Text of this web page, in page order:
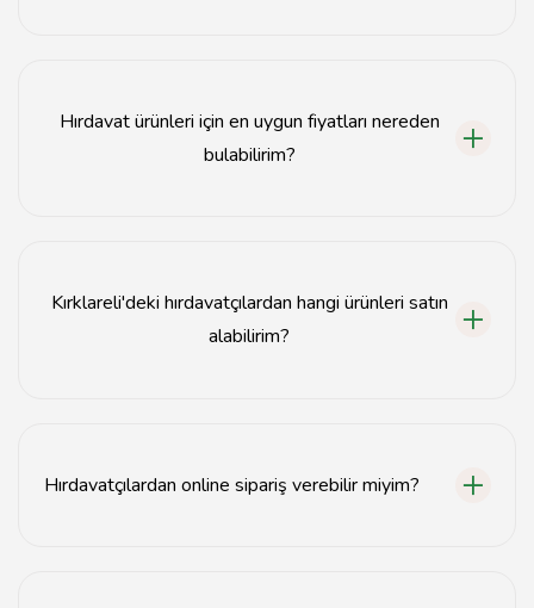
Hırdavat ürünleri için en uygun fiyatları nereden
bulabilirim?
Kırklareli'deki hırdavatçılardan hangi ürünleri satın
alabilirim?
Hırdavatçılardan online sipariş verebilir miyim?